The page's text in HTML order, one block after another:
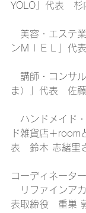
YOLO」代表　
美容・エステ
ンＭＩＥＬ」代
講師・コンサ
ま）」代表　佐
ハンドメイド
ド雑貨店＋room
表　鈴木 志緒里
コーディネーター
リファインア
表取締役　重巣